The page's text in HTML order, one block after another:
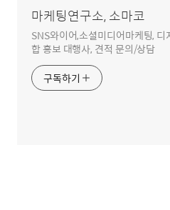
마케팅연구소, 소마코
SNS와이어,소셜미디어마케팅, 디
합 홍보 대행사, 견적 문의/상담
구독하기